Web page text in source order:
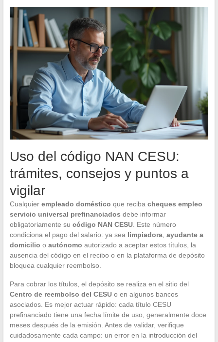
Uso del código NAN CESU:
trámites, consejos y puntos a
vigilar
Cualquier empleado doméstico que reciba cheques empleo
servicio universal prefinanciados debe informar
obligatoriamente su código NAN CESU. Este número
condiciona el pago del salario: ya sea limpiadora, ayudante a
domicilio o autónomo autorizado a aceptar estos títulos, la
ausencia del código en el recibo o en la plataforma de depósito
bloquea cualquier reembolso.
Para cobrar los títulos, el depósito se realiza en el sitio del
Centro de reembolso del CESUo en algunos bancos
asociados. Es mejor actuar rápido: cada título CESU
prefinanciado tiene una fecha límite de uso, generalmente doce
meses después de la emisión. Antes de validar, verifique
cuidadosamente cada campo: un error en la introducción del